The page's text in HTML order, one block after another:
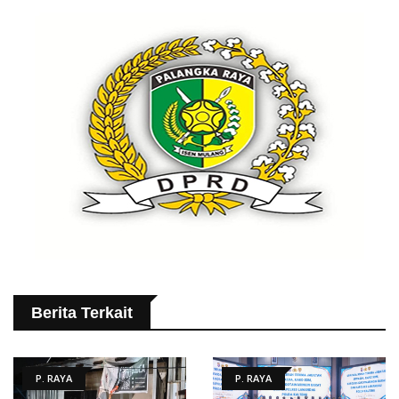
Berita Terkait
P. RAYA P. RAYA